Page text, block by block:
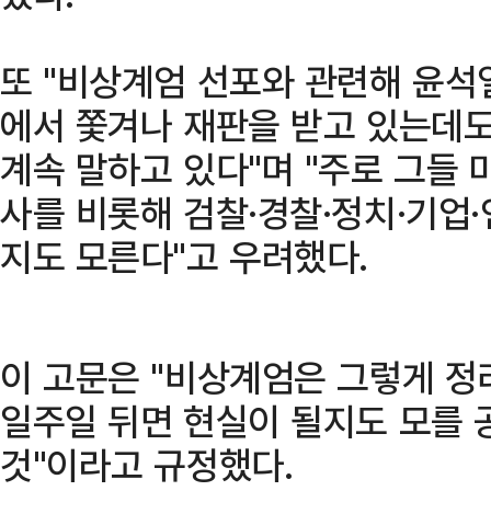
또 "비상계엄 선포와 관련해 윤
에서 쫓겨나 재판을 받고 있는데
계속 말하고 있다"며 "주로 그들
사를 비롯해 검찰·경찰·정치·기
지도 모른다"고 우려했다.
이 고문은 "비상계엄은 그렇게
일주일 뒤면 현실이 될지도 모를
것"이라고 규정했다.